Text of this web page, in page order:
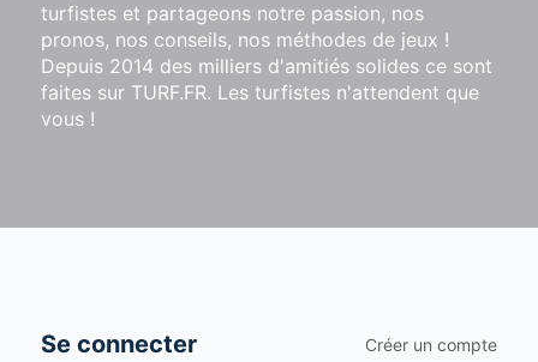
turfistes et partageons notre passion, nos
pronos, nos conseils, nos méthodes de jeux !
Depuis 2014 des milliers d'amitiés solides ce sont
faites sur TURF.FR. Les turfistes n'attendent que
vous !
Se connecter Créer un compte